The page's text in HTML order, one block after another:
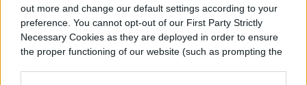
out more and change our default settings according to your
preference. You cannot opt-out of our First Party Strictly
Necessary Cookies as they are deployed in order to ensure
the proper functioning of our website (such as prompting the
actualización de 120 Hz. Samsung también
decidió no entrometerse con la disposición
del escáner óptico de huellas dactilares